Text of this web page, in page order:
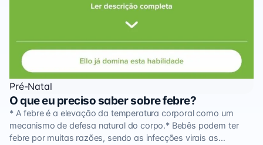
Pré-Natal
O que eu preciso saber sobre febre?
* A febre é a elevação da temperatura corporal como um
mecanismo de defesa natural do corpo.* Bebês podem ter
febre por muitas razões, sendo as infecções virais as…